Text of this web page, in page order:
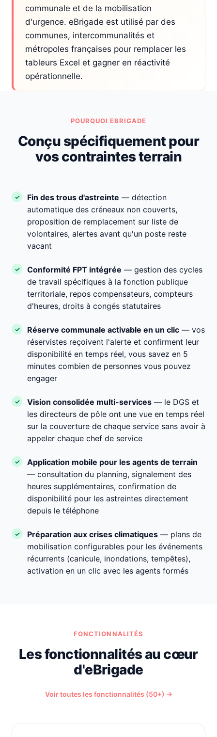
communale et de la mobilisation
d'urgence. eBrigade est utilisé par des
communes, intercommunalités et
métropoles françaises pour remplacer les
tableurs Excel et gagner en réactivité
opérationnelle.
POURQUOI EBRIGADE
Conçu spécifiquement pour
vos contraintes terrain
Fin des trous d'astreinte — détection
automatique des créneaux non couverts,
proposition de remplacement sur liste de
volontaires, alertes avant qu'un poste reste
vacant
Conformité FPT intégrée — gestion des cycles
de travail spécifiques à la fonction publique
territoriale, repos compensateurs, compteurs
d'heures, droits à congés statutaires
Réserve communale activable en un clic — vos
réservistes reçoivent l'alerte et confirment leur
disponibilité en temps réel, vous savez en 5
minutes combien de personnes vous pouvez
engager
Vision consolidée multi-services — le DGS et
les directeurs de pôle ont une vue en temps réel
sur la couverture de chaque service sans avoir à
appeler chaque chef de service
Application mobile pour les agents de terrain
— consultation du planning, signalement des
heures supplémentaires, confirmation de
disponibilité pour les astreintes directement
depuis le téléphone
Préparation aux crises climatiques — plans de
mobilisation configurables pour les événements
récurrents (canicule, inondations, tempêtes),
activation en un clic avec les agents formés
FONCTIONNALITÉS
Les fonctionnalités au cœur
d'eBrigade
Voir toutes les fonctionnalités (50+) →